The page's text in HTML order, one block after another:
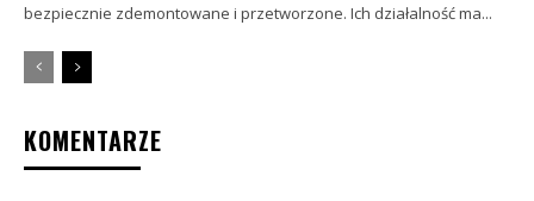
bezpiecznie zdemontowane i przetworzone. Ich działalność ma...
KOMENTARZE